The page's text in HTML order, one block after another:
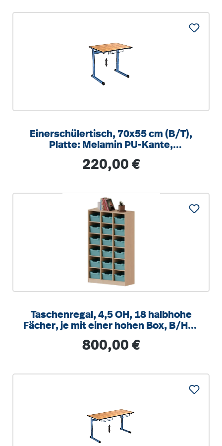
Einerschülertisch, 70x55 cm (B/T),
Platte: Melamin PU-Kante,
Regulärer Preis:
220,00 €
Taschenregal, 4,5 OH, 18 halbhohe
Fächer, je mit einer hohen Box, B/H/T
Regulärer Preis:
800,00 €